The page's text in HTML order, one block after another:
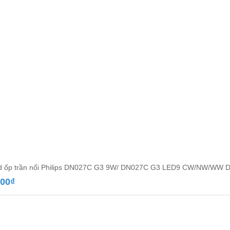
ốp trần nổi Philips DN027C G3 9W/ DN027C G3 LED9 CW/NW/WW
₫